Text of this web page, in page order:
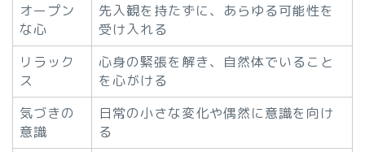
オープン
な心
先入観を持たずに、あらゆる可能性を
受け入れる
リラック
ス
心身の緊張を解き、自然体でいること
を心がける
気づきの
意識
日常の小さな変化や偶然に意識を向け
る